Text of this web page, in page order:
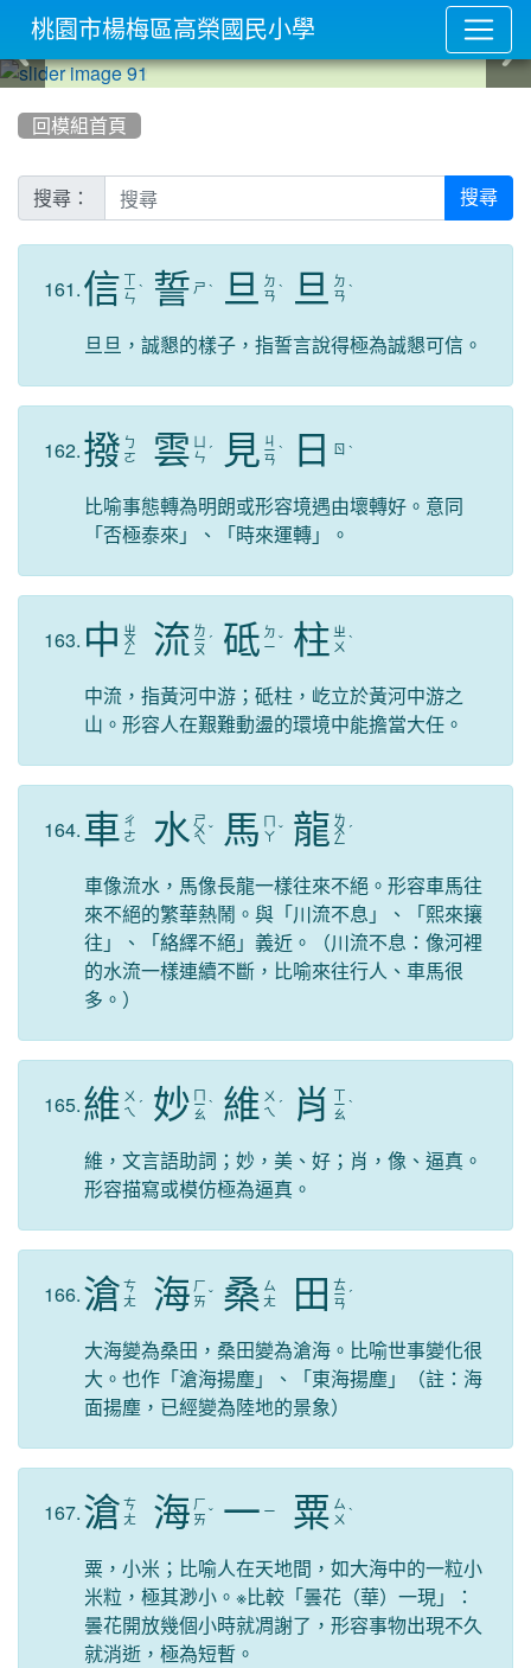
回模組首頁
搜尋： 搜尋
161.信 ㄒ
ㄧ
ㄣ
ˋ 誓 ㄕ ˋ 旦
ㄉ
ㄢ ˋ 旦
ㄉ
ㄢ ˋ
旦旦，誠懇的樣子，指誓言說得極為誠懇可信。
162.撥 ㄅ
ㄛ
雲 ㄣ ˊ 見 ㄐ
ㄧ
ㄢ
ˋ 日 ㄖ ˋ
比喻事態轉為明朗或形容境遇由壞轉好。意同
「否極泰來」、「時來運轉」。
163. 中 ㄓ
ㄨ
ㄥ 流 ㄌ
ㄧ
ㄡ
ˊ 砥 ㄉ
ㄧ ˇ 柱 ㄓ
ㄨ ˋ
中流，指黃河中游；砥柱，屹立於黃河中游之
山。形容人在艱難動盪的環境中能擔當大任。
164.車 ㄔ
ㄜ
水 ㄕ
ㄨ
ㄟ
ˇ 馬 ㄇ
ㄚ ˇ 龍 ㄌ
ㄨ
ㄥ
ˊ
車像流水，馬像長龍一樣往來不絕。形容車馬往
來不絕的繁華熱鬧。與「川流不息」、「熙來攘
往」、「絡繹不絕」義近。（川流不息：像河裡
的水流一樣連續不斷，比喻來往行人、車馬很
多。）
165.維 ㄨ
ㄟ ˊ 妙 ㄇ
ㄧ
ㄠ
ˋ 維 ㄨ
ㄟ ˊ 肖 ㄒ
ㄧ
ㄠ
ˋ
維，文言語助詞；妙，美、好；肖，像、逼真。
形容描寫或模仿極為逼真。
166.滄 ㄘ
ㄤ
海 ㄏ
ㄞ ˇ 桑 ㄙ
ㄤ
田 ㄊ
ㄧ
ㄢ
ˊ
大海變為桑田，桑田變為滄海。比喻世事變化很
大。也作「滄海揚塵」、「東海揚塵」（註：海
面揚塵，已經變為陸地的景象）
167.滄 ㄘ
ㄤ
海 ㄏ
ㄞ ˇ 一 ㄧ 粟 ㄙ
ㄨ ˋ
粟，小米；比喻人在天地間，如大海中的一粒小
米粒，極其渺小。※比較「曇花（華）一現」：
曇花開放幾個小時就凋謝了，形容事物出現不久
就消逝，極為短暫。
桃園市楊梅區高榮國民小學